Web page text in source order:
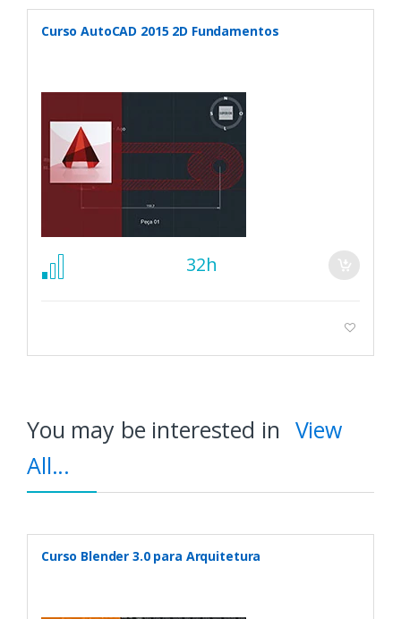
Curso AutoCAD 2015 2D Fundamentos
32h
You may be interested in View
All...
Curso Blender 3.0 para Arquitetura